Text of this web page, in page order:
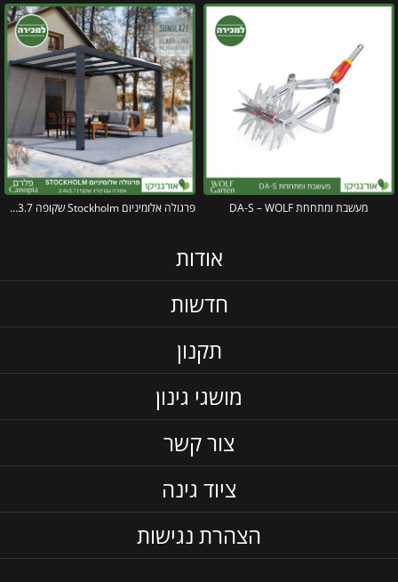
מעשבת ומתחחת DA-S – WOLF פרגולה אלומיניום Stockholm שקופה 3.4X3.7 עיצוב מודרני מבית Canopia
אודות
חדשות
תקנון
מושגי גינון
צור קשר
ציוד גינה
הצהרת נגישות